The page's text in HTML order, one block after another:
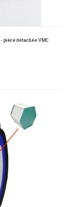
- pièce détachée VMC